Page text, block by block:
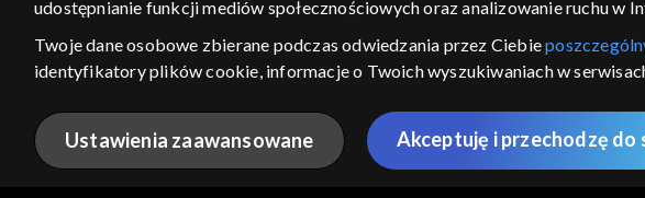
w związku z czym część tytułów na platformie TVP
materiały możesz obejrzeć.
ANULUJ SPRAWDŹ
udostępnianie funkcji mediów społecznościowych oraz analizowanie ruchu w
Twoje dane osobowe zbierane podczas odwiedzania przez Ciebie
identyfikatory plików cookie, informacje o Twoich wyszukiwaniach w
wyboru spersonalizowanych reklam, tworzenia profilu spersonalizowanych
wydajności reklam, pomiaru wydajności treści, stosowania badań rynkowych
bezpieczeństwa, zapobiegania oszustwom i usuwania błędów, technicznego
Ustawienia zaawansowane Akceptuję i przechodzę do